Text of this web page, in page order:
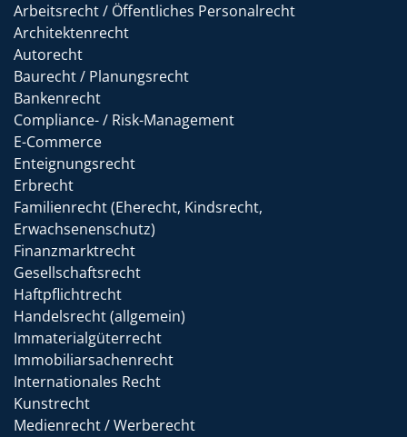
Arbeitsrecht / Öffentliches Personalrecht
Architektenrecht
Autorecht
Baurecht / Planungsrecht
Bankenrecht
Compliance- / Risk-Management
E-Commerce
Enteignungsrecht
Erbrecht
Familienrecht (Eherecht, Kindsrecht,
Erwachsenenschutz)
Finanzmarktrecht
Gesellschaftsrecht
Haftpflichtrecht
Handelsrecht (allgemein)
Immaterialgüterrecht
Immobiliarsachenrecht
Internationales Recht
Kunstrecht
Medienrecht / Werberecht